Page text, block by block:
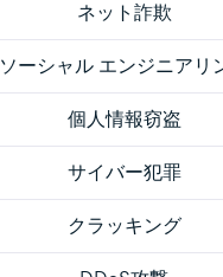
ネット詐欺
ソーシャル エンジニアリ
個人情報窃盗
サイバー犯罪
クラッキング